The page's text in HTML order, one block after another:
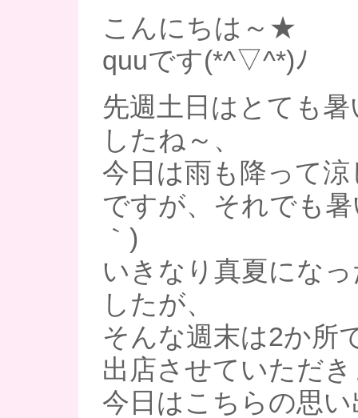
こんにちは～★
quuです(*^▽^*)ﾉ
先週土日はとても
したね～、
今日は雨も降って
ですが、それでも
｀)
いきなり真夏にな
したが、
そんな週末は2か所
出店させていただ
今日はこちらの思